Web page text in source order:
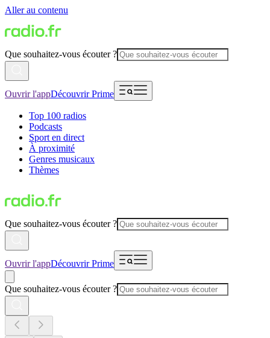
Aller au contenu
Que souhaitez-vous écouter ?
Ouvrir l'appDécouvrir Prime
Top 100 radios
Podcasts
Sport en direct
À proximité
Genres musicaux
Thèmes
Que souhaitez-vous écouter ?
Ouvrir l'appDécouvrir Prime
Que souhaitez-vous écouter ?